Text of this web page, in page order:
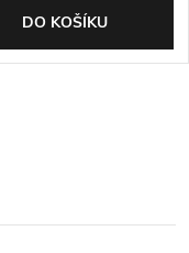
DO KOŠÍKU